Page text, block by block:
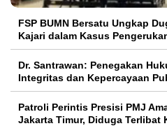
FSP BUMN Bersatu Ungkap
Kajari dalam Kasus
Dr. Santrawan: Penegakan
Integritas dan Kepercayaan
Patroli Perintis Presisi PMJ
Jakarta Timur, Diduga Terlibat